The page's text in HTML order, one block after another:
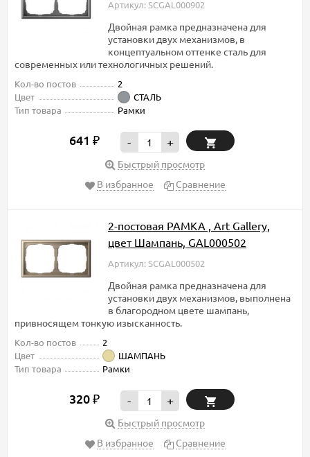
Артикул: SCGAL000902
Двойная рамка предназначена для
установки двух механизмов, в
концептуальном оттенке сталь для
современных или технологичных решений.
Кол-во постов
2
Цвет
СТАЛЬ
Тип товара
Рамки
641 ₽ - +
Быстрый просмотр
В избранное
Сравнение
2-постовая РАМКА , Art Gallery,
цвет Шампань, GAL000502
Артикул: SCGAL000502
Двойная рамка предназначена для
установки двух механизмов, выполнена
в благородном цвете шампань,
привносящем тонкую изысканность.
Кол-во постов
2
Цвет
ШАМПАНЬ
Тип товара
Рамки
320 ₽ - +
Быстрый просмотр
В избранное
Сравнение